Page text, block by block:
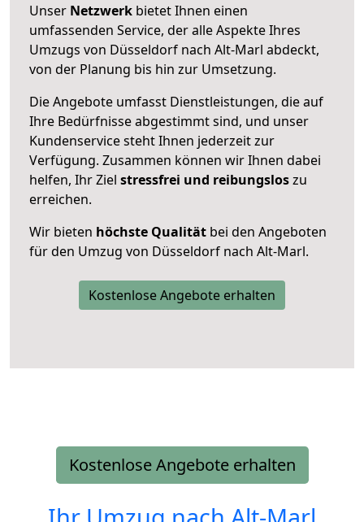
Unser Netzwerk bietet Ihnen einen
umfassenden Service, der alle Aspekte Ihres
Umzugs von Düsseldorf nach Alt-Marl abdeckt,
von der Planung bis hin zur Umsetzung.
Die Angebote umfasst Dienstleistungen, die auf
Ihre Bedürfnisse abgestimmt sind, und unser
Kundenservice steht Ihnen jederzeit zur
Verfügung. Zusammen können wir Ihnen dabei
helfen, Ihr Ziel stressfrei und reibungsloszu
erreichen.
Wir bieten höchste Qualität bei den Angeboten
für den Umzug von Düsseldorf nach Alt-Marl.
Kostenlose Angebote erhalten
Kostenlose Angebote erhalten